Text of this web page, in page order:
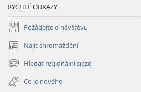
RYCHLÉ ODKAZY
Požádejte o návštěvu
Najít shromáždění
(otevřeno
nové
okno)
Hledat regionální sjezd
(otevřeno
nové
okno)
Co je nového